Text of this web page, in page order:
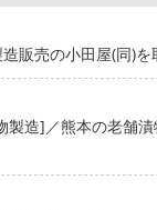
造販売の小田屋(同)
造]／熊本の老舗漬